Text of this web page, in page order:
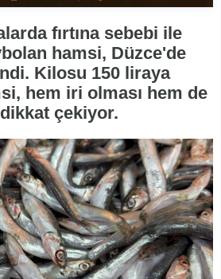
fırtına sebebi ile
hamsi, Düzce'de
Kilosu 150 liraya
hem iri olması hem de
çekiyor.